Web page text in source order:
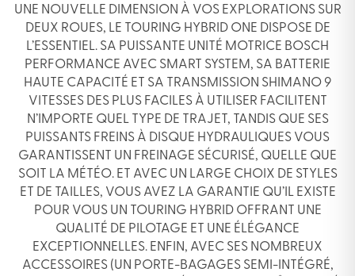
UNE NOUVELLE DIMENSION À VOS EXPLORATIONS SUR
DEUX ROUES, LE TOURING HYBRID ONE DISPOSE DE
L’ESSENTIEL. SA PUISSANTE UNITÉ MOTRICE BOSCH
PERFORMANCE AVEC SMART SYSTEM, SA BATTERIE
HAUTE CAPACITÉ ET SA TRANSMISSION SHIMANO 9
VITESSES DES PLUS FACILES À UTILISER FACILITENT
N’IMPORTE QUEL TYPE DE TRAJET, TANDIS QUE SES
PUISSANTS FREINS À DISQUE HYDRAULIQUES VOUS
GARANTISSENT UN FREINAGE SÉCURISÉ, QUELLE QUE
SOIT LA MÉTÉO. ET AVEC UN LARGE CHOIX DE STYLES
ET DE TAILLES, VOUS AVEZ LA GARANTIE QU’IL EXISTE
POUR VOUS UN TOURING HYBRID OFFRANT UNE
QUALITÉ DE PILOTAGE ET UNE ÉLÉGANCE
EXCEPTIONNELLES. ENFIN, AVEC SES NOMBREUX
ACCESSOIRES (UN PORTE-BAGAGES SEMI-INTÉGRÉ,